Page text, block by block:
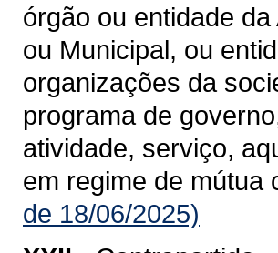
órgão ou entidade
ou Municipal, ou
organizações da
programa de
atividade, serviço,
em regime de mútua
de 18/06/2025)